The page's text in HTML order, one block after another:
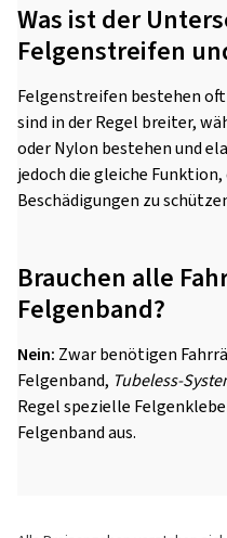
Was ist der
Felgenstreifen
Felgenstreifen bestehen
sind in der Regel breiter,
oder Nylon bestehen und
jedoch die gleiche Funktion,
Beschädigungen zu
Brauchen alle
Felgenband?
Nein: Zwar benötigen
Felgenband, Tubeless-
Regel spezielle
Felgenband aus.